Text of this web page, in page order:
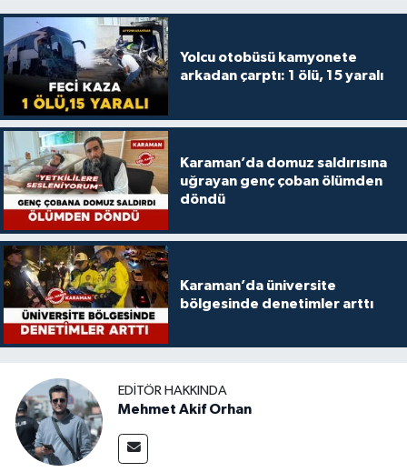
Yolcu otobüsü kamyonete
arkadan çarptı: 1 ölü, 15 yaralı
Karaman’da domuz saldırısına
uğrayan genç çoban ölümden
döndü
Karaman’da üniversite
bölgesinde denetimler arttı
EDITÖR HAKKINDA
Mehmet Akif Orhan